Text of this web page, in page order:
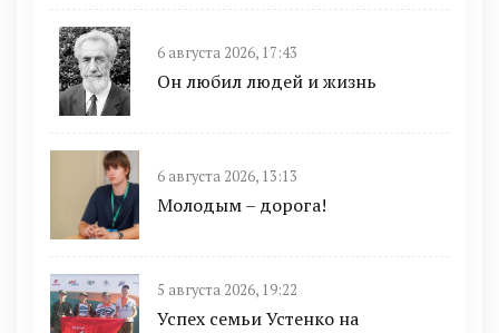
6 августа 2026, 17:43
Он любил людей и жизнь
6 августа 2026, 13:13
Молодым – дорога!
5 августа 2026, 19:22
Успех семьи Устенко на